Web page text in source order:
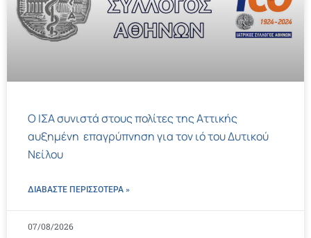
Ο ΙΣΑ συνιστά στους πολίτες της Αττικής
αυξημένη επαγρύπνηση για τον ιό του Δυτικού
Νείλου
ΔΙΑΒΑΣΤΕ ΠΕΡΙΣΣΌΤΕΡΑ »
07/08/2026